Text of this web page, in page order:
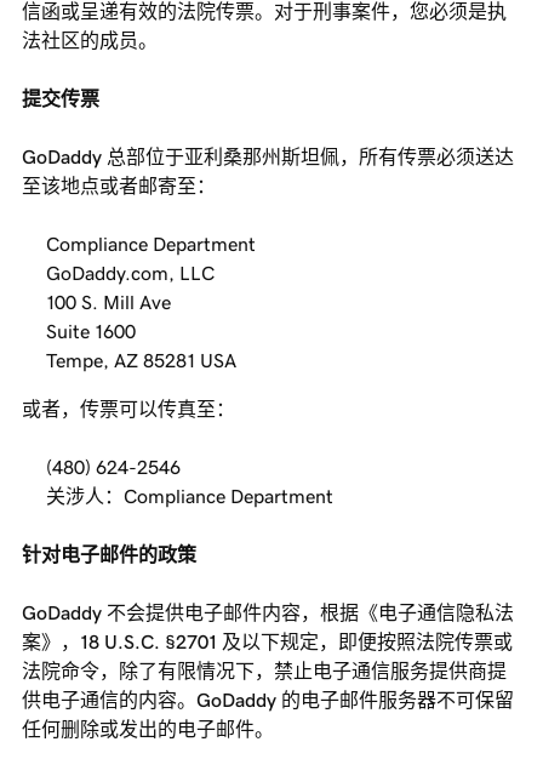
信函或呈递有效的法院传票。对于刑事案件，您必须是执
法社区的成员。
提交传票
GoDaddy 总部位于亚利桑那州斯坦佩，所有传票必须送达
至该地点或者邮寄至：
Compliance Department
GoDaddy.com, LLC
100 S. Mill Ave
Suite 1600
Tempe, AZ 85281 USA
或者，传票可以传真至：
(480) 624-2546
关涉人：Compliance Department
针对电子邮件的政策
GoDaddy 不会提供电子邮件内容，根据《电子通信隐私法
案》，18 U.S.C. §2701 及以下规定，即便按照法院传票或
法院命令，除了有限情况下，禁止电子通信服务提供商提
供电子通信的内容。GoDaddy 的电子邮件服务器不可保留
任何删除或发出的电子邮件。